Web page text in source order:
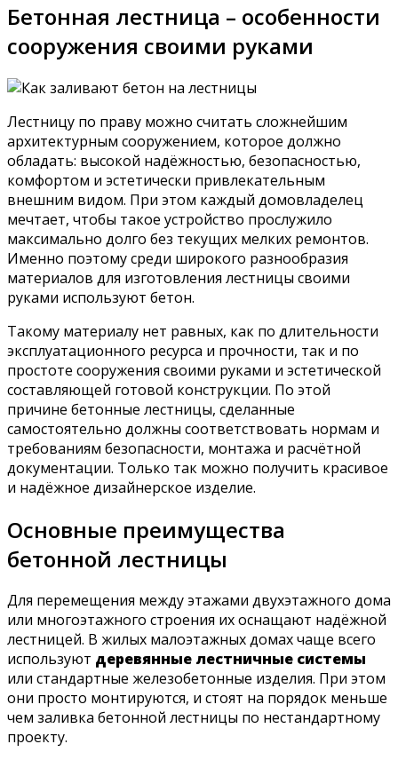
Бетонная лестница – особенности
сооружения своими руками
Лестницу по праву можно считать сложнейшим
архитектурным сооружением, которое должно
обладать: высокой надёжностью, безопасностью,
комфортом и эстетически привлекательным
внешним видом. При этом каждый домовладелец
мечтает, чтобы такое устройство прослужило
максимально долго без текущих мелких ремонтов.
Именно поэтому среди широкого разнообразия
материалов для изготовления лестницы своими
руками используют бетон.
Такому материалу нет равных, как по длительности
эксплуатационного ресурса и прочности, так и по
простоте сооружения своими руками и эстетической
составляющей готовой конструкции. По этой
причине бетонные лестницы, сделанные
самостоятельно должны соответствовать нормам и
требованиям безопасности, монтажа и расчётной
документации. Только так можно получить красивое
и надёжное дизайнерское изделие.
Основные преимущества
бетонной лестницы
Для перемещения между этажами двухэтажного дома
или многоэтажного строения их оснащают надёжной
лестницей. В жилых малоэтажных домах чаще всего
используют деревянные лестничные системы
или стандартные железобетонные изделия. При этом
они просто монтируются, и стоят на порядок меньше
чем заливка бетонной лестницы по нестандартному
проекту.